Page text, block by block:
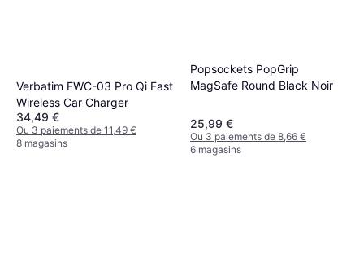
Verbatim FWC-03 Pro Qi Fast
Wireless Car Charger
34,49 €
Ou 3 paiements de 11,49 €
8 magasins
Popsockets PopGrip
MagSafe Round Black Noir
25,99 €
Ou 3 paiements de 8,66 €
6 magasins